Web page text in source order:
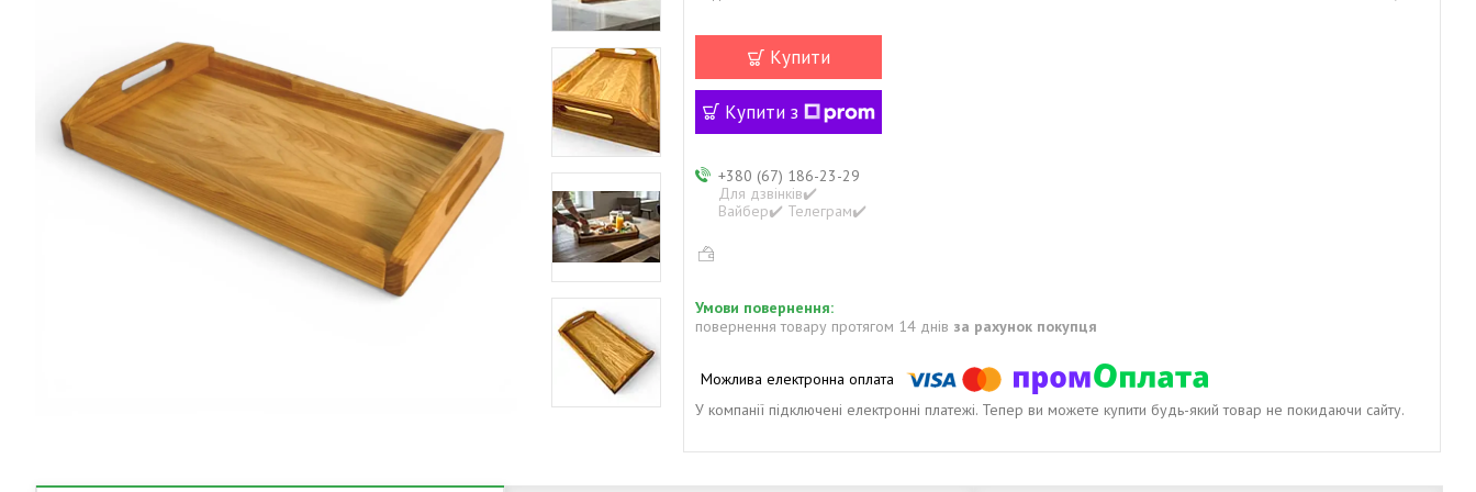
Купити
Купити з
+380 (67) 186-23-29
Для дзвінків✔️
Вайбер✔️ Телеграм✔️
повернення товару протягом 14 днів за рахунок покупця
У компанії підключені електронні платежі. Тепер ви можете купити будь-який товар не покидаючи сайту.